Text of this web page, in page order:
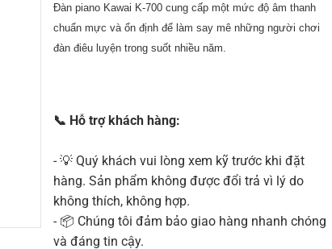
Đàn piano Kawai K-700 cung cấp một mức độ âm thanh
chuẩn mực và ổn định để làm say mê những người chơi
đàn điêu luyện trong suốt nhiều năm.
📞 Hỗ trợ khách hàng:
- 💡 Quý khách vui lòng xem kỹ trước khi đặt
hàng. Sản phẩm không được đổi trả vì lý do
không thích, không hợp.
- 📦 Chúng tôi đảm bảo giao hàng nhanh chóng
và đáng tin cậy.